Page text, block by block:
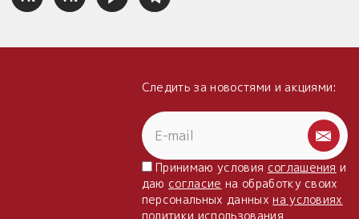
Следить за новостями и акциями:
Принимаю условия соглашения и
даю согласие на обработку своих
персональных данныхна условиях
политики использования